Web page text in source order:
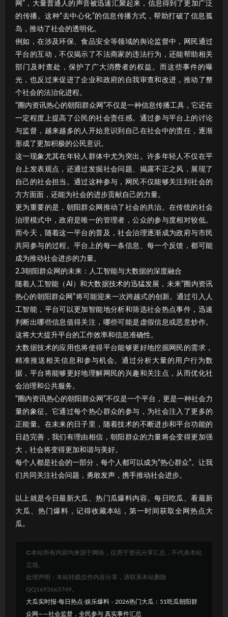
网”，大量普通人的声音被迅速汇聚起来，信息得到了更加广泛
的传播。这种“去中心化”的信息传播方式，帮助打破了信息孤
岛，推动了社会的透明化。
例如，在涉及环保、食品安全等领域的舆论监督中，网民通过
平台的互动，不仅揭示了不法商家的违法行为，还能帮助相关
部门及时查处，保护了广大消费者的权益。而这些事件的曝
光，也反过来促进了企业和政府的自我审查和改进，推动了整
个社会的法治化进程。
“圈内资讯热心的朝阳群众网”不仅是一种信息传播工具，它还在
一定程度上提高了公民的社会责任感。通过参与平台上的讨论
与监督，越来越多的人开始意识到自己在社会中的责任，逐渐
形成了更加积极的公民意识。
这一现象尤其在年轻人群体中尤为突出。许多年轻人不仅在平
台上发表观点，还通过发掘社会问题、揭露不正之风，展现了
自己的社会担当。通过这种参与，网民不仅能够关注到社会的
方方面面，还能为社会的进步贡献自己的力量。
更为重要的是，朝阳群众网推动了社会的共治。在传统的社会
治理模式中，政府是唯一的管理者，公众的参与度相对较低。
而今天，随着这一平台的普及，社会治理逐渐成为政府与市民
共同参与的过程。平台上的每一条信息、每一个反馈，都可能
成为推动社会进步的力量。
2.3朝阳群众网的未来：人工智能与大数据的深度融合
随着人工智能（AI）和大数据技术的迅猛发展，未来“圈内资讯
热心的朝阳群众网”将可能迎来一次跨越式的创新。通过引入人
工智能，平台可以更加智能地分析和筛选社会热点事件，迅速
判断出哪些信息值得关注，哪些可能是虚假信息或恶意炒作。
这将大大提升平台的工作效率和信息准确性。
大数据技术的应用也将使得平台能够更好地挖掘网民的需求，
精准推送相关信息和参与机会。通过分析大量的用户行为数
据，平台将能够更好地理解网民的兴趣和关注点，从而优化社
会治理和公共服务。
“圈内资讯热心的朝阳群众网”不仅是一个平台，更是一种社会力
量的象征。它通过每个热心群众的参与，为社会注入了更多的
正能量。在未来的日子里，随着技术的不断进步和平台功能的
日趋完善，我们有理由相信，朝阳群众的力量将会变得更加强
大，社会将变得更加和谐与美好。
每个人都是社会的一部分，每个人都可以成为“热心群众”。让我
们共同关注社会问题，勇敢发声，携手推动社会进步。
以上就是今日最新大瓜、热门瓜爆料内容。每日吃瓜、看最新
大瓜、热门爆料，记得收藏本站，第一时间获取全网热点大
瓜。
©本站所有内容均来源于网络，仅用于资讯分享汇总，不代表本站
立场。
处理声明：本站转载仅作内容分享，请联系本站删除
QQ1693663749。
大瓜实时报-每日热点-娱乐爆料 » 2026热门大瓜：51吃瓜朝阳群
众网——社会监督，全民参与 真实事件汇总